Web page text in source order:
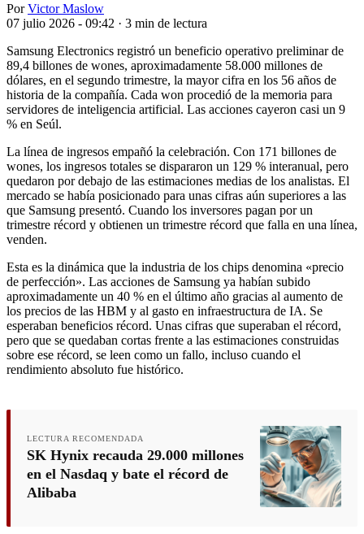
Por Victor Maslow
07 julio 2026 - 09:42 · 3 min de lectura
Samsung Electronics registró un beneficio operativo preliminar de
89,4 billones de wones, aproximadamente 58.000 millones de
dólares, en el segundo trimestre, la mayor cifra en los 56 años de
historia de la compañía. Cada won procedió de la memoria para
servidores de inteligencia artificial. Las acciones cayeron casi un 9
% en Seúl.
La línea de ingresos empañó la celebración. Con 171 billones de
wones, los ingresos totales se dispararon un 129 % interanual, pero
quedaron por debajo de las estimaciones medias de los analistas. El
mercado se había posicionado para unas cifras aún superiores a las
que Samsung presentó. Cuando los inversores pagan por un
trimestre récord y obtienen un trimestre récord que falla en una línea,
venden.
Esta es la dinámica que la industria de los chips denomina «precio
de perfección». Las acciones de Samsung ya habían subido
aproximadamente un 40 % en el último año gracias al aumento de
los precios de las HBM y al gasto en infraestructura de IA. Se
esperaban beneficios récord. Unas cifras que superaban el récord,
pero que se quedaban cortas frente a las estimaciones construidas
sobre ese récord, se leen como un fallo, incluso cuando el
rendimiento absoluto fue histórico.
LECTURA RECOMENDADA
SK Hynix recauda 29.000 millones
en el Nasdaq y bate el récord de
Alibaba